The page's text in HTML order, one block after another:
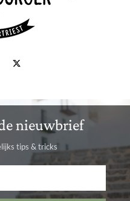
nieuwbrief
tips & tricks